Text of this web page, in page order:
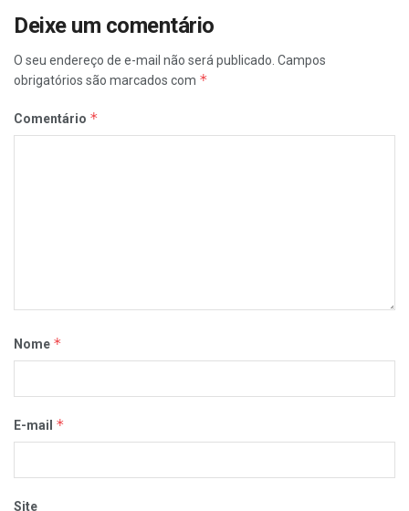
Deixe um comentário
O seu endereço de e-mail não será publicado. Campos
obrigatórios são marcados com *
Comentário *
Nome *
E-mail *
Site